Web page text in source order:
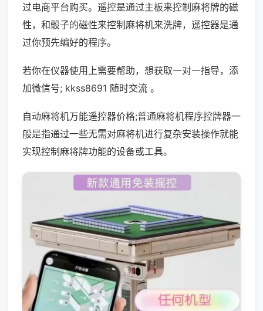
过电商平台购买。遥控是通过主板来控制麻将牌的磁
性，和骰子的磁性来控制麻将机来洗牌，遥控器是通
过你预先编好的程序。
若你在仪器使用上需要帮助，想获取一对一指导，添
加微信号; kkss8691 随时交流 。
自动麻将机万能遥控器价格;普通麻将机程序控牌器一
般是指通过一些无需对麻将机进行复杂安装操作就能
实现控制麻将牌功能的设备或工具。